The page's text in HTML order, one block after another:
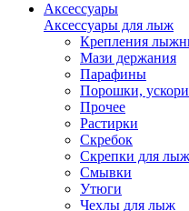
Аксессуары
Аксессуары для лыж
Крепления
Мази держания
Парафины
Порошки,
Прочее
Растирки
Скребок
Скрепки для лыж
Смывки
Утюги
Чехлы для лыж